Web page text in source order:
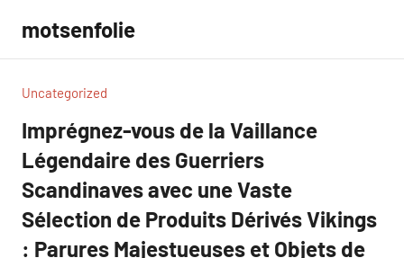
contenu
motsenfolie
Uncategorized
Imprégnez-vous de la Vaillance
Légendaire des Guerriers
Scandinaves avec une Vaste
Sélection de Produits Dérivés Vikings
: Parures Majestueuses et Objets de